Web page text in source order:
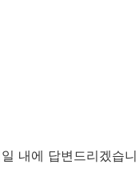
내에 답변드리겠습니